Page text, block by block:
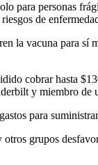
para personas
de
la vacuna para
cobrar hasta
y miembro de
para
grupos